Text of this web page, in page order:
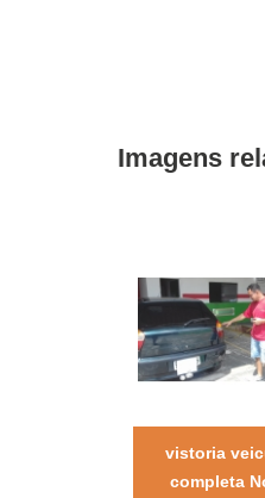
Imagens
vistoria
completa